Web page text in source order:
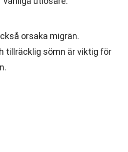
orsaka migrän.
tillräcklig sömn är viktig för